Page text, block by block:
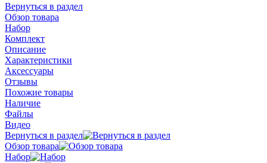
Вернуться в раздел
Обзор товара
Набор
Комплект
Описание
Характеристики
Аксессуары
Отзывы
Похожие товары
Наличие
Файлы
Видео
Вернуться в раздел
Обзор товара
Набор